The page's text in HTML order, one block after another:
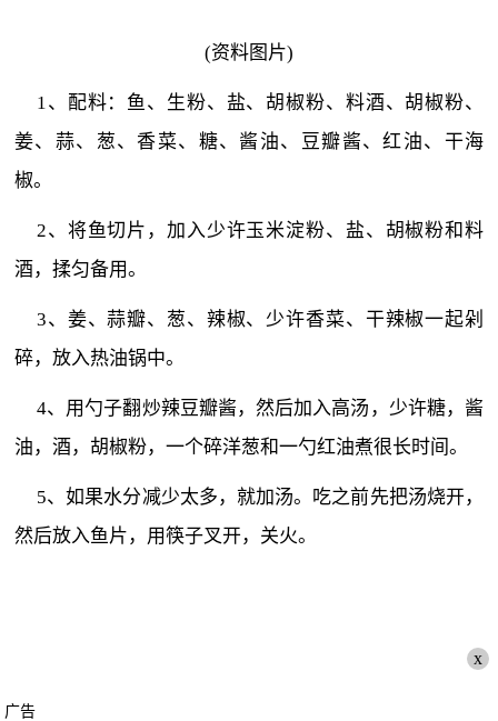
(资料图片)
1、配料：鱼、生粉、盐、胡椒粉、料酒、胡椒粉、
姜、蒜、葱、香菜、糖、酱油、豆瓣酱、红油、干海
椒。
2、将鱼切片，加入少许玉米淀粉、盐、胡椒粉和料
酒，揉匀备用。
3、姜、蒜瓣、葱、辣椒、少许香菜、干辣椒一起剁
碎，放入热油锅中。
4、用勺子翻炒辣豆瓣酱，然后加入高汤，少许糖，酱
油，酒，胡椒粉，一个碎洋葱和一勺红油煮很长时间。
5、如果水分减少太多，就加汤。吃之前先把汤烧开，
然后放入鱼片，用筷子叉开，关火。
x
广告